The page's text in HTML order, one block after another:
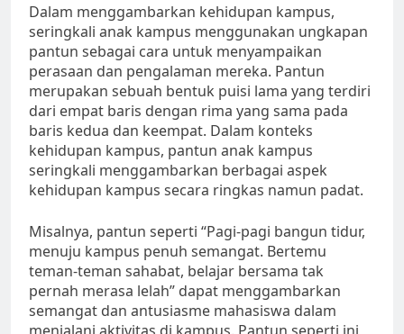
Dalam menggambarkan kehidupan kampus,
seringkali anak kampus menggunakan ungkapan
pantun sebagai cara untuk menyampaikan
perasaan dan pengalaman mereka. Pantun
merupakan sebuah bentuk puisi lama yang terdiri
dari empat baris dengan rima yang sama pada
baris kedua dan keempat. Dalam konteks
kehidupan kampus, pantun anak kampus
seringkali menggambarkan berbagai aspek
kehidupan kampus secara ringkas namun padat.
Misalnya, pantun seperti “Pagi-pagi bangun tidur,
menuju kampus penuh semangat. Bertemu
teman-teman sahabat, belajar bersama tak
pernah merasa lelah” dapat menggambarkan
semangat dan antusiasme mahasiswa dalam